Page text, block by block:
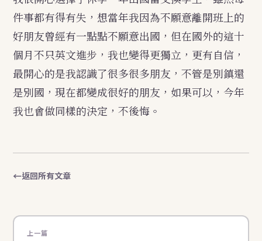
件事都有得有失，想當年我因為不願意離開班上的
好朋友曾經有一點點不願意出國，但在國外的這十
個月不只英文進步，我也變得更獨立，更有自信，
最開心的是我認識了很多很多朋友，不管是別鎮還
是別國，現在都變成很好的朋友，如果可以，今年
我也會做同樣的決定，不後悔。
返回所有文章
上一篇